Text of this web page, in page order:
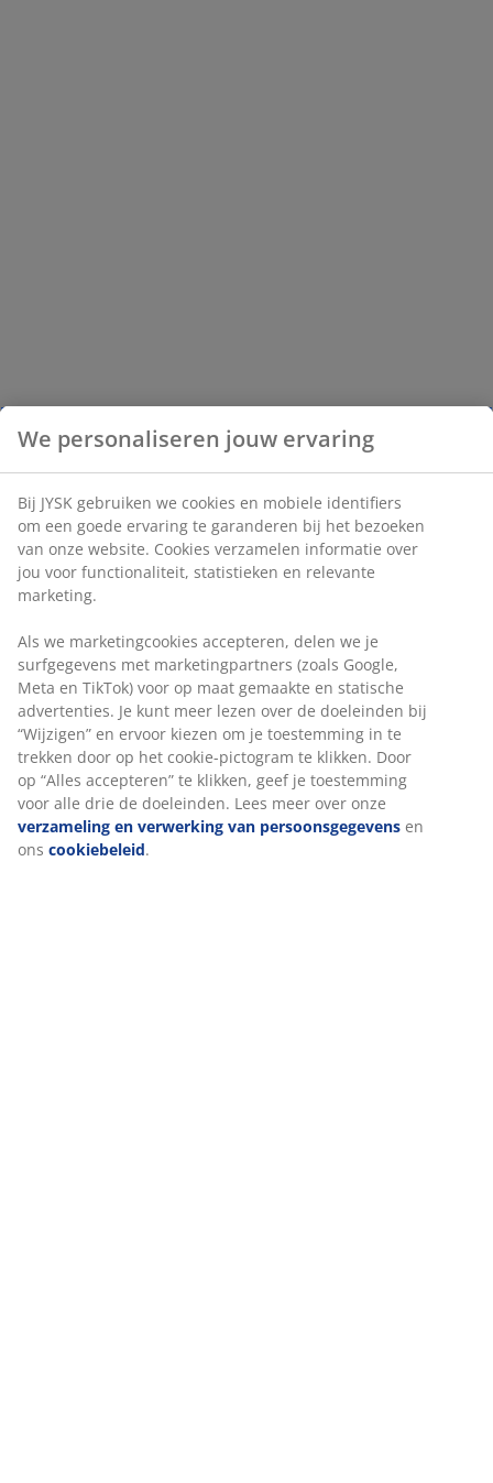
We personaliseren jouw ervaring
Bij JYSK gebruiken we cookies en mobiele identifiers
om een goede ervaring te garanderen bij het bezoeken
van onze website. Cookies verzamelen informatie over
jou voor functionaliteit, statistieken en relevante
marketing.
Als we marketingcookies accepteren, delen we je
surfgegevens met marketingpartners (zoals Google,
Meta en TikTok) voor op maat gemaakte en statische
advertenties. Je kunt meer lezen over de doeleinden bij
“Wijzigen” en ervoor kiezen om je toestemming in te
trekken door op het cookie-pictogram te klikken. Door
op “Alles accepteren” te klikken, geef je toestemming
voor alle drie de doeleinden. Lees meer over onze
verzameling en verwerking van persoonsgegevens en
ons cookiebeleid.